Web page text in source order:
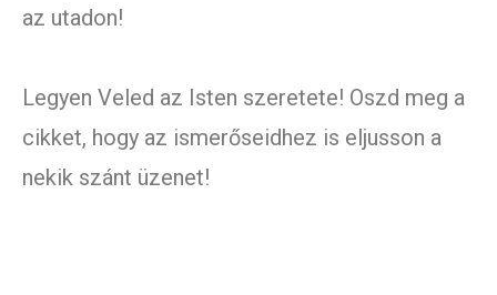
az utadon!
Legyen Veled az Isten szeretete! Oszd meg a
cikket, hogy az ismerőseidhez is eljusson a
nekik szánt üzenet!